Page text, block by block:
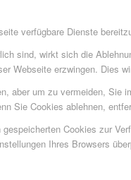
verfügbare Dienste
sind, wirkt sich die
Webseite erzwingen.
aber um zu vermeiden,
Sie Cookies ablehnen,
Cookies zur
Ihres Browsers